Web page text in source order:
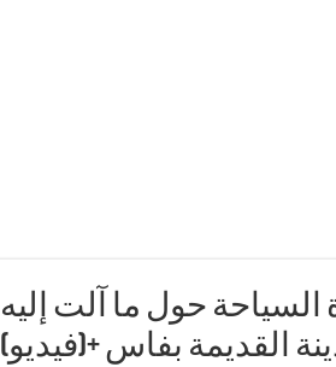
حول ما آلت إليه
القديمة بفاس +(فيديو)